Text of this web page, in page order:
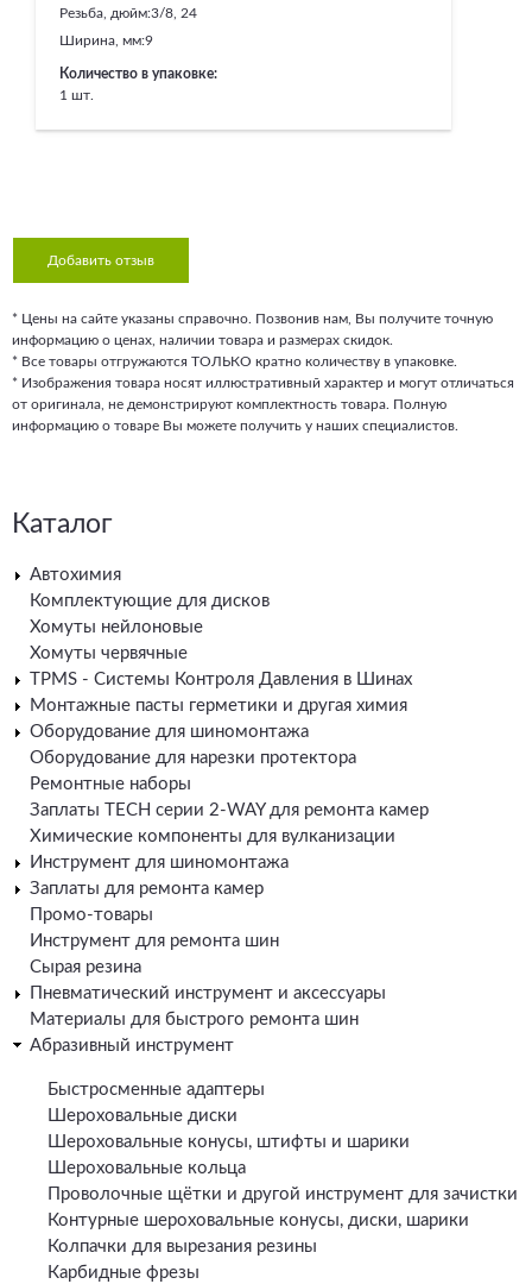
Резьба, дюйм:3/8, 24
Ширина, мм:9
Количество в упаковке:
1 шт.
Добавить отзыв
* Цены на сайте указаны справочно. Позвонив нам, Вы получите точную
информацию о ценах, наличии товара и размерах скидок.
* Все товары отгружаются ТОЛЬКО кратно количеству в упаковке.
* Изображения товара носят иллюстративный характер и могут отличаться
от оригинала, не демонстрируют комплектность товара. Полную
информацию о товаре Вы можете получить у наших специалистов.
Каталог
Автохимия
Комплектующие для дисков
Хомуты нейлоновые
Хомуты червячные
TPMS - Системы Контроля Давления в Шинах
Монтажные пасты герметики и другая химия
Оборудование для шиномонтажа
Оборудование для нарезки протектора
Ремонтные наборы
Заплаты TECH серии 2-WAY для ремонта камер
Химические компоненты для вулканизации
Инструмент для шиномонтажа
Заплаты для ремонта камер
Промо-товары
Инструмент для ремонта шин
Сырая резина
Пневматический инструмент и аксессуары
Материалы для быстрого ремонта шин
Абразивный инструмент
Быстросменные адаптеры
Шероховальные диски
Шероховальные конусы, штифты и шарики
Шероховальные кольца
Проволочные щётки и другой инструмент для зачистки
Контурные шероховальные конусы, диски, шарики
Колпачки для вырезания резины
Карбидные фрезы